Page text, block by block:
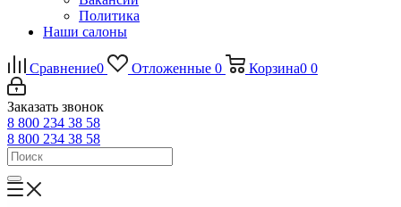
Политика
Наши салоны
Сравнение0 Отложенные 0 Корзина0 0
Заказать звонок
8 800 234 38 58
8 800 234 38 58